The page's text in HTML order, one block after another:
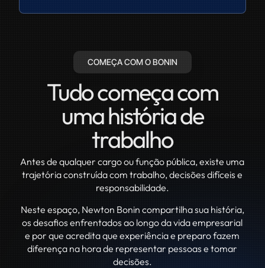
COMEÇA COM O BONIN
Tudo começa com
uma história de
trabalho
Antes de qualquer cargo ou função pública, existe uma
trajetória construída com trabalho, decisões difíceis e
responsabilidade.
Neste espaço, Newton Bonin compartilha sua história,
os desafios enfrentados ao longo da vida empresarial
e por que acredita que experiência e preparo fazem
diferença na hora de representar pessoas e tomar
decisões.